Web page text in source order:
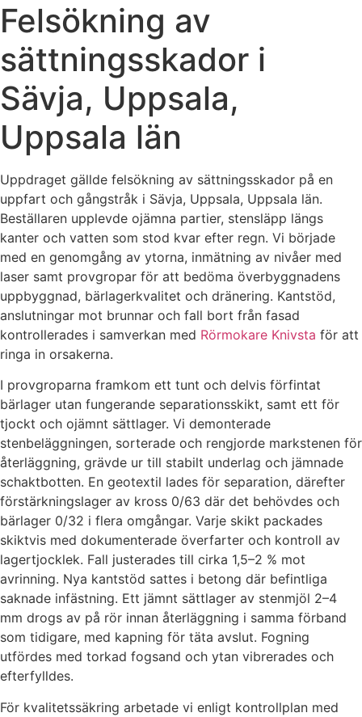
Felsökning av
sättningsskador i
Sävja, Uppsala,
Uppsala län
Uppdraget gällde felsökning av sättningsskador på en
uppfart och gångstråk i Sävja, Uppsala, Uppsala län.
Beställaren upplevde ojämna partier, stensläpp längs
kanter och vatten som stod kvar efter regn. Vi började
med en genomgång av ytorna, inmätning av nivåer med
laser samt provgropar för att bedöma överbyggnadens
uppbyggnad, bärlagerkvalitet och dränering. Kantstöd,
anslutningar mot brunnar och fall bort från fasad
kontrollerades i samverkan med Rörmokare Knivsta för att
ringa in orsakerna.
I provgroparna framkom ett tunt och delvis förfintat
bärlager utan fungerande separationsskikt, samt ett för
tjockt och ojämnt sättlager. Vi demonterade
stenbeläggningen, sorterade och rengjorde markstenen för
återläggning, grävde ur till stabilt underlag och jämnade
schaktbotten. En geotextil lades för separation, därefter
förstärkningslager av kross 0/63 där det behövdes och
bärlager 0/32 i flera omgångar. Varje skikt packades
skiktvis med dokumenterade överfarter och kontroll av
lagertjocklek. Fall justerades till cirka 1,5–2 % mot
avrinning. Nya kantstöd sattes i betong där befintliga
saknade infästning. Ett jämnt sättlager av stenmjöl 2–4
mm drogs av på rör innan återläggning i samma förband
som tidigare, med kapning för täta avslut. Fogning
utfördes med torkad fogsand och ytan vibrerades och
efterfylldes.
För kvalitetssäkring arbetade vi enligt kontrollplan med